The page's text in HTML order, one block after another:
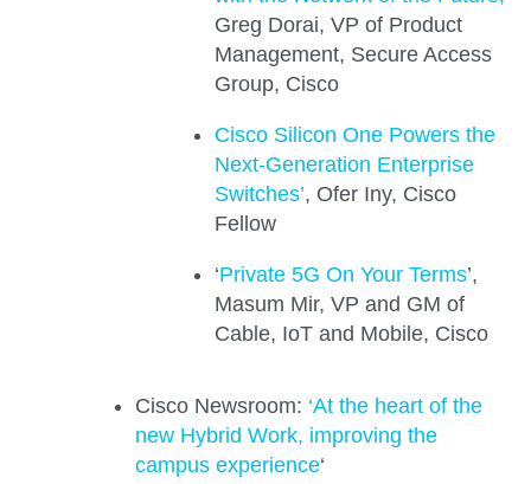
Greg Dorai, VP of Product
Management, Secure Access
Group, Cisco
Cisco Silicon One Powers the
Next-Generation Enterprise
Switches’, Ofer Iny, Cisco
Fellow
‘Private 5G On Your Terms’,
Masum Mir, VP and GM of
Cable, IoT and Mobile, Cisco
Cisco Newsroom: ‘At the heart of the
new Hybrid Work, improving the
campus experience‘